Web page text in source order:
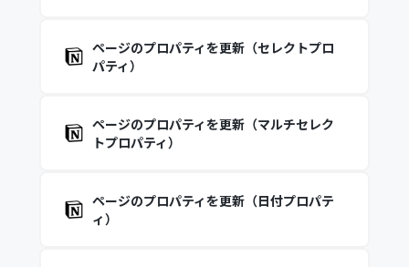
ページのプロパティを更新（セレクトプロ
パティ）
ページのプロパティを更新（マルチセレク
トプロパティ）
ページのプロパティを更新（日付プロパテ
ィ）